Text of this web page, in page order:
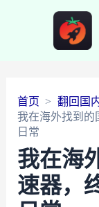
首页
翻回国
我在海外找到的
日常
我在海
速器，